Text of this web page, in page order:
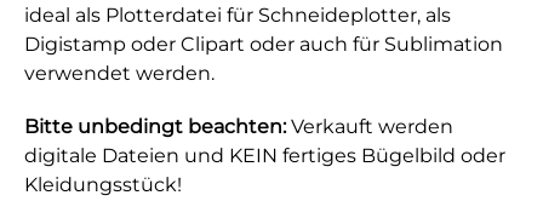
ideal als Plotterdatei für Schneideplotter, als
Digistamp oder Clipart oder auch für Sublimation
verwendet werden.
Bitte unbedingt beachten:Verkauft werden
digitale Dateien und KEIN fertiges Bügelbild oder
Kleidungsstück!